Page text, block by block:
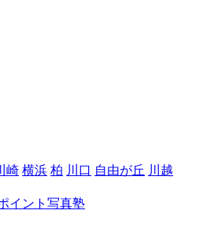
崎 横浜 柏 川口 自由が丘 川越
イント写真塾